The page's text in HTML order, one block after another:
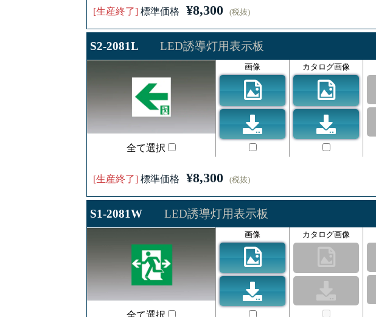
[生産終了] 標準価格 ¥8,300 (税抜)
S2-2081L LED誘導灯用表示板
全て選択
画像 カタログ画像
[生産終了] 標準価格 ¥8,300 (税抜)
S1-2081W LED誘導灯用表示板
全て選択
画像 カタログ画像